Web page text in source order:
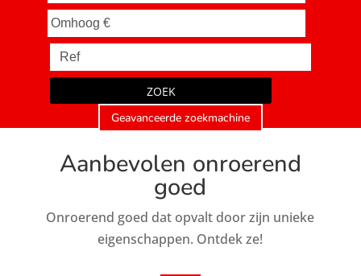
ZOEK
Geavanceerde zoekmachine
Aanbevolen onroerend
goed
Onroerend goed dat opvalt door zijn unieke
eigenschappen. Ontdek ze!